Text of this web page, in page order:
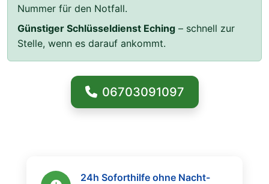
Nummer für den Notfall.
Günstiger Schlüsseldienst Eching – schnell zur
Stelle, wenn es darauf ankommt.
06703091097
24h Soforthilfe ohne Nacht-